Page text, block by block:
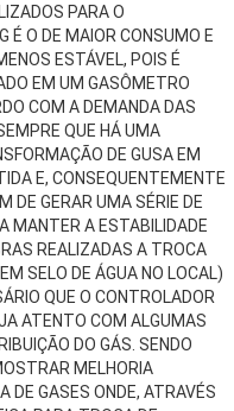
PARA O
É O DE MAIOR CONSUMO E
ESTÁVEL, POIS É
EM UM GASÔMETRO
COM A DEMANDA DAS
QUE HÁ UMA
DE GUSA EM
E, CONSEQUENTEMENTE
DE GERAR UMA SÉRIE DE
MANTER A ESTABILIDADE
REALIZADAS A TROCA
SELO DE ÁGUA NO LOCAL)
QUE O CONTROLADOR
ATENTO COM ALGUMAS
DO GÁS. SENDO
MELHORIA
DE GASES ONDE, ATRAVÉS